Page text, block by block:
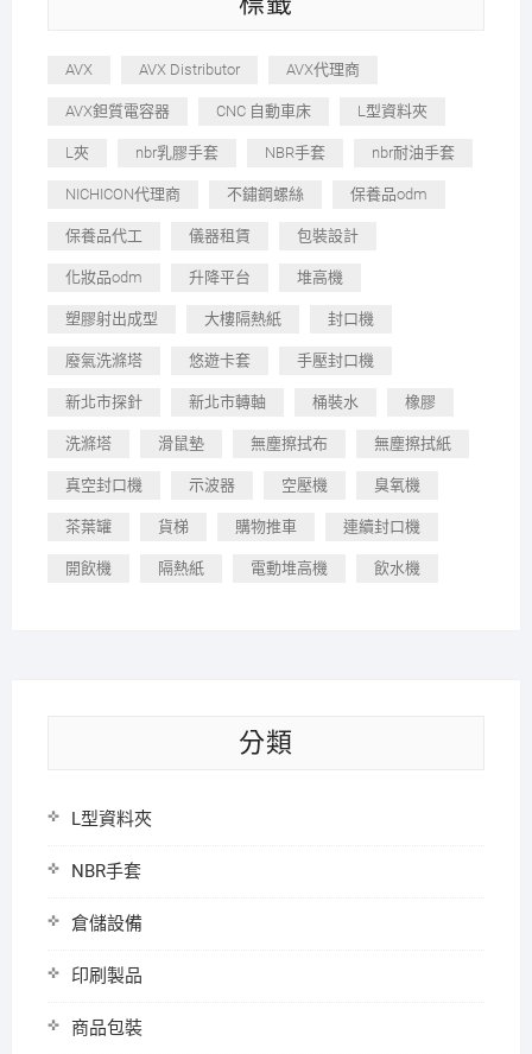
AVX AVX Distributor AVX代理商
AVX鉭質電容器 CNC 自動車床 L型資料夾
L夾 nbr乳膠手套 NBR手套 nbr耐油手套
NICHICON代理商 不鏽鋼螺絲 保養品odm
保養品代工 儀器租賃 包裝設計
化妝品odm 升降平台 堆高機
塑膠射出成型 大樓隔熱紙 封口機
廢氣洗滌塔 悠遊卡套 手壓封口機
新北市探針 新北市轉軸 桶裝水 橡膠
洗滌塔 滑鼠墊 無塵擦拭布 無塵擦拭紙
真空封口機 示波器 空壓機 臭氧機
茶葉罐 貨梯 購物推車 連續封口機
開飲機 隔熱紙 電動堆高機 飲水機
分類
L型資料夾
NBR手套
倉儲設備
印刷製品
商品包裝